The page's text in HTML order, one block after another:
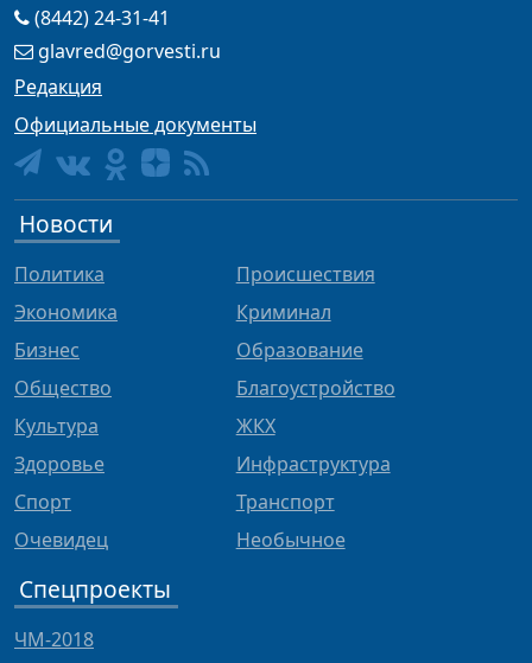
(8442) 24-31-41
glavred@gorvesti.ru
Редакция
Официальные документы
Новости
Политика
Экономика
Бизнес
Общество
Культура
Здоровье
Спорт
Очевидец
Происшествия
Криминал
Образование
Благоустройство
ЖКХ
Инфраструктура
Транспорт
Необычное
Спецпроекты
ЧМ-2018